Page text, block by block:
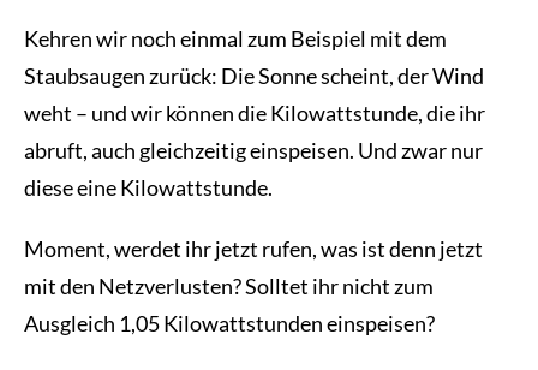
Kehren wir noch einmal zum Beispiel mit dem
Staubsaugen zurück: Die Sonne scheint, der Wind
weht – und wir können die Kilowattstunde, die ihr
abruft, auch gleichzeitig einspeisen. Und zwar nur
diese eine Kilowattstunde.
Moment, werdet ihr jetzt rufen, was ist denn jetzt
mit den Netzverlusten? Solltet ihr nicht zum
Ausgleich 1,05 Kilowattstunden einspeisen?